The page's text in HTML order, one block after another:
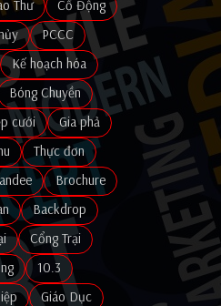
Thư
Cổ Động
PCCC
Kế hoạch hóa
Bóng Chuyền
cưới
Gia phả
Thực đơn
Brochure
Backdrop
Cổng Trại
10.3
Giáo Dục